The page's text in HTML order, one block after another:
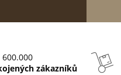
zákazníků